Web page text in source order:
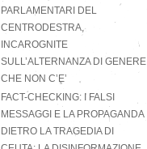
PARLAMENTARI DEL
CENTRODESTRA,
INCAROGNITE
SULL’ALTERNANZA DI GENERE
CHE NON C’E’
FACT-CHECKING: I FALSI
MESSAGGI E LA PROPAGANDA
DIETRO LA TRAGEDIA DI